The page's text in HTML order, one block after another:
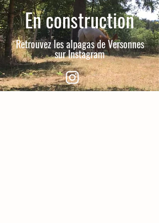
En construction
Retrouvez les alpagas de Versonnes
sur Instagram